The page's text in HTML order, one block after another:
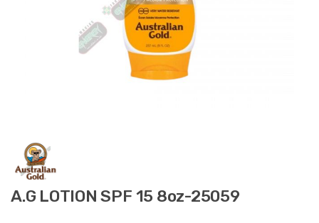
A.G LOTION SPF 15 8oz-25059